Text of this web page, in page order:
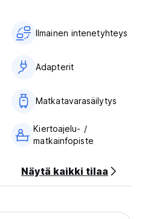
Ilmainen intenetyhteys
Adapterit
Matkatavarasäilytys
Kiertoajelu- /
matkainfopiste
Näytä kaikki tilaa